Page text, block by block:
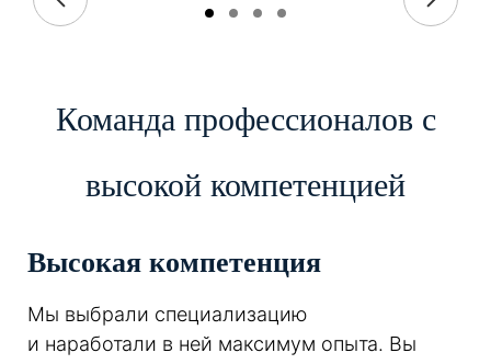
Команда профессионалов с
высокой компетенцией
Высокая компетенция
Мы выбрали специализацию
и наработали в ней максимум опыта. Вы